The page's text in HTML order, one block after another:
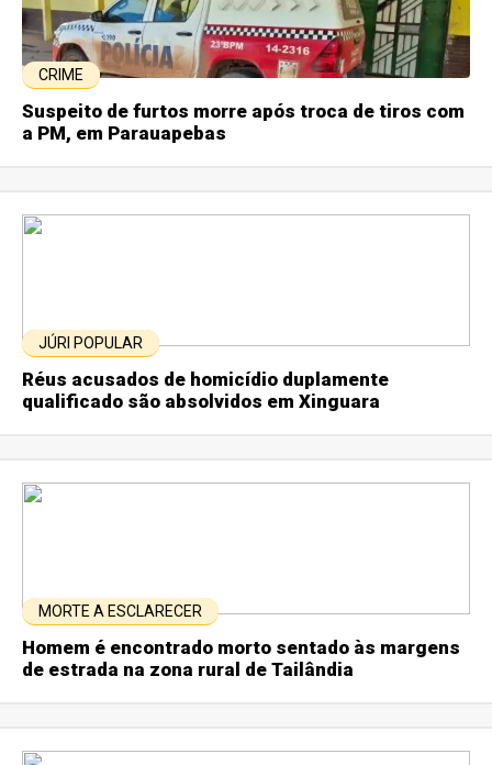
CRIME
Suspeito de furtos morre após troca de tiros com
a PM, em Parauapebas
JÚRI POPULAR
Réus acusados de homicídio duplamente
qualificado são absolvidos em Xinguara
MORTE A ESCLARECER
Homem é encontrado morto sentado às margens
de estrada na zona rural de Tailândia